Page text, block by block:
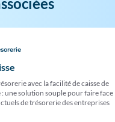
avec la facilité de caisse de
: une solution souple pour faire face
de trésorerie des entreprises